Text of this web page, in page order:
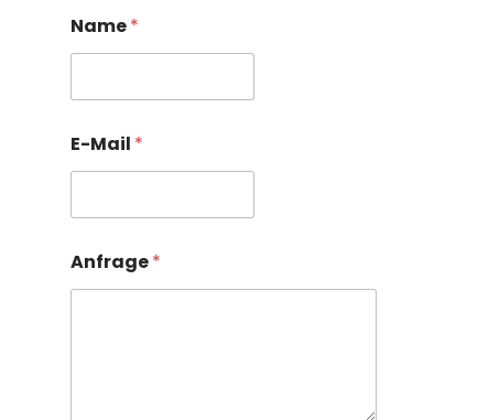
Name*
E-Mail *
-
M
Anfrage*